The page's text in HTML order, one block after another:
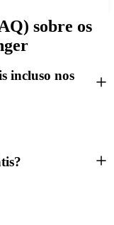
sobre os
incluso nos